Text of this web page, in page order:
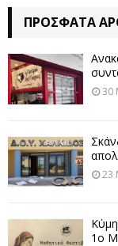
ΠΡΌΣΦΑΤΑ
30
23
1ο